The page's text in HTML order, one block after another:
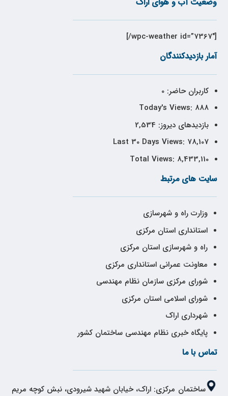
[wpc-weather id=”7367″/]
آمار بازدیدکنندگان
کاربران حاضر:0
Today's Views: 888
بازدیدهای دیروز: 2,534
Last 30 Days Views: 78,107
Total Views: 8,433,110
سایت های مرتبط
وزارت راه و شهرسازی
استانداری استان مرکزی
راه و شهرسازی استان مرکزی
معاونت عمرانی استانداری مرکزی
شورای مرکزی سازمان نظام مهندسی
شورای اسلامی استان مرکزی
شهرداری اراک
پایگاه خبری نظام مهندسی ساختمان کشور
تماس با ما
ساختمان مرکزی: اراک، خیابان شهید شیرودی، نبش کوچه مریم